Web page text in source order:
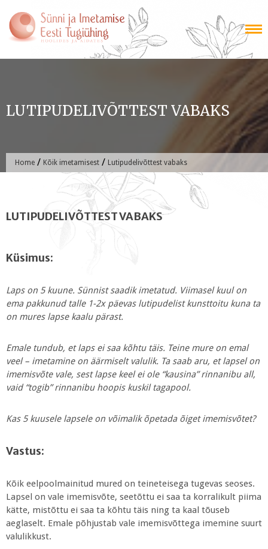
content
LUTIPUDELIVÕTTEST VABAKS
Home / Kõik imetamisest / Lutipudelivõttest vabaks
LUTIPUDELIVÕTTEST VABAKS
Küsimus:
Laps on 5 kuune. Sünnist saadik imetatud. Viimasel kuul on
ema pakkunud talle 1-2x päevas lutipudelist kunsttoitu kuna ta
on mures lapse kaalu pärast.
Emale tundub, et laps ei saa kõhtu täis. Teine mure on emal
veel – imetamine on äärmiselt valulik. Ta saab aru, et lapsel on
imemisvõte vale, sest lapse keel ei ole “kausina” rinnanibu all,
vaid “togib” rinnanibu hoopis kuskil tagapool.
Kas 5 kuusele lapsele on võimalik õpetada õiget imemisvõtet?
Vastus:
Kõik eelpoolmainitud mured on teineteisega tugevas seoses.
Lapsel on vale imemisvõte, seetõttu ei saa ta korralikult piima
kätte, mistõttu ei saa ta kõhtu täis ning ta kaal tõuseb
aeglaselt. Emale põhjustab vale imemisvõttega imemine suurt
valulikkust.